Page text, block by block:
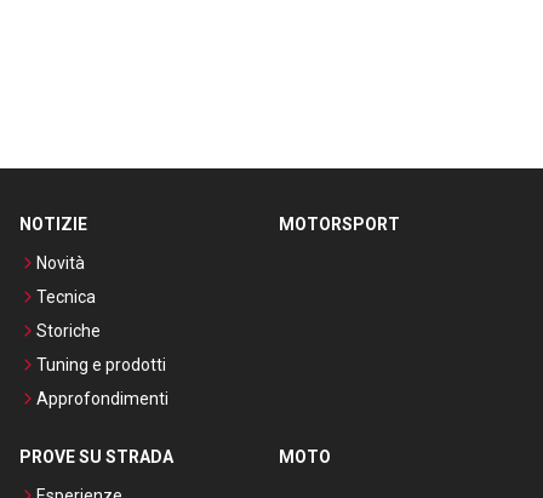
NOTIZIE
Novità
Tecnica
Storiche
Tuning e prodotti
Approfondimenti
MOTORSPORT
PROVE SU STRADA
MOTO